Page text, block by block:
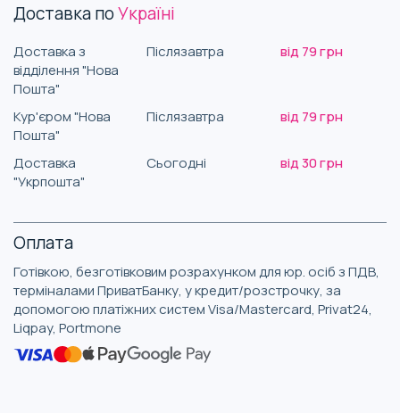
Доставка поУкраїні
Доставка з
відділення "Нова
Пошта"
Післязавтра від 79 грн
Кур'єром "Нова
Пошта"
Післязавтра від 79 грн
Доставка
"Укрпошта"
Сьогодні від 30 грн
Оплата
Готівкою, безготівковим розрахунком для юр. осіб з ПДВ,
терміналами ПриватБанку, у кредит/розстрочку, за
допомогою платіжних систем Visa/Mastercard, Privat24,
Liqpay, Portmone